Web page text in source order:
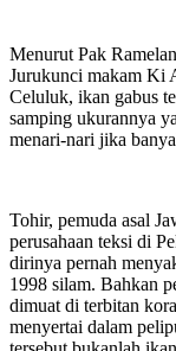
Menurut Pak
Jurukunci makam Ki
Celuluk, ikan gabus
samping ukurannya
menari-nari jika
Tohir, pemuda asal
perusahaan teksi di
dirinya pernah
1998 silam. Bahkan
dimuat di terbitan
menyertai dalam